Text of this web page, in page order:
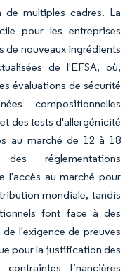
multiples cadres. La
pour les entreprises
de nouveaux ingrédients
de l'EFSA, où,
évaluations de sécurité
compositionnelles
des tests d'allergénicité
au marché de 12 à 18
réglementations
l'accès au marché pour
mondiale, tandis
font face à des
l'exigence de preuves
pour la justification des
financières